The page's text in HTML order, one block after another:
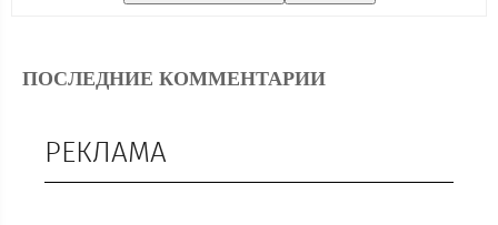
ПОСЛЕДНИЕ КОММЕНТАРИИ
РЕКЛАМА